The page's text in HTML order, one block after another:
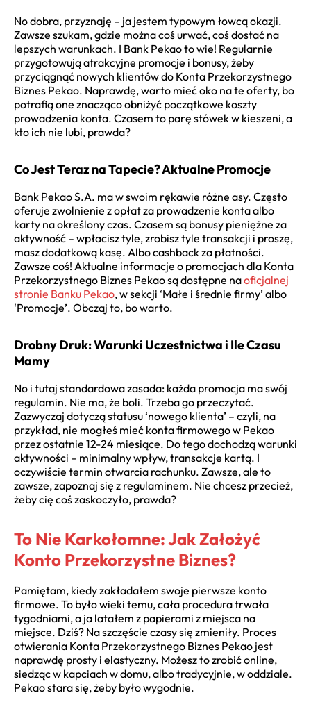
No dobra, przyznaję – ja jestem typowym łowcą okazji.
Zawsze szukam, gdzie można coś urwać, coś dostać na
lepszych warunkach. I Bank Pekao to wie! Regularnie
przygotowują atrakcyjne promocje i bonusy, żeby
przyciągnąć nowych klientów do Konta Przekorzystnego
Biznes Pekao. Naprawdę, warto mieć oko na te oferty, bo
potrafią one znacząco obniżyć początkowe koszty
prowadzenia konta. Czasem to parę stówek w kieszeni, a
kto ich nie lubi, prawda?
Co Jest Teraz na Tapecie? Aktualne Promocje
Bank Pekao S.A. ma w swoim rękawie różne asy. Często
oferuje zwolnienie z opłat za prowadzenie konta albo
karty na określony czas. Czasem są bonusy pieniężne za
aktywność – wpłacisz tyle, zrobisz tyle transakcji i proszę,
masz dodatkową kasę. Albo cashback za płatności.
Zawsze coś! Aktualne informacje o promocjach dla Konta
Przekorzystnego Biznes Pekao są dostępne naoficjalnej
stronie Banku Pekao, w sekcji ‘Małe i średnie firmy’ albo
‘Promocje’. Obczaj to, bo warto.
Drobny Druk: Warunki Uczestnictwa i Ile Czasu
Mamy
No i tutaj standardowa zasada: każda promocja ma swój
regulamin. Nie ma, że boli. Trzeba go przeczytać.
Zazwyczaj dotyczą statusu ‘nowego klienta’ – czyli, na
przykład, nie mogłeś mieć konta firmowego w Pekao
przez ostatnie 12-24 miesiące. Do tego dochodzą warunki
aktywności – minimalny wpływ, transakcje kartą. I
oczywiście termin otwarcia rachunku. Zawsze, ale to
zawsze, zapoznaj się z regulaminem. Nie chcesz przecież,
żeby cię coś zaskoczyło, prawda?
To Nie Karkołomne: Jak Założyć
Konto Przekorzystne Biznes?
Pamiętam, kiedy zakładałem swoje pierwsze konto
firmowe. To było wieki temu, cała procedura trwała
tygodniami, a ja latałem z papierami z miejsca na
miejsce. Dziś? Na szczęście czasy się zmieniły. Proces
otwierania Konta Przekorzystnego Biznes Pekao jest
naprawdę prosty i elastyczny. Możesz to zrobić online,
siedząc w kapciach w domu, albo tradycyjnie, w oddziale.
Pekao stara się, żeby było wygodnie.